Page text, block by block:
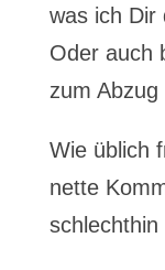
was ich Dir
Oder auch
zum Abzug
Wie üblich
nette
schlechthin